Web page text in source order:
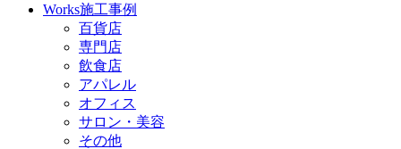
Works施工事例
百貨店
専門店
飲食店
アパレル
オフィス
サロン・美容
その他